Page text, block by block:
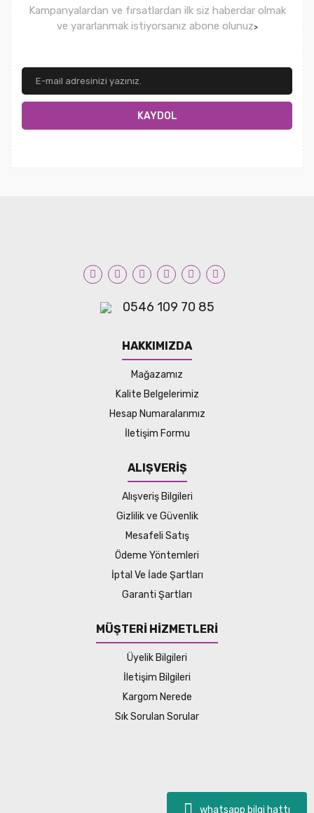
whatsapp bilgi hattı
Kampanyalardan ve fırsatlardan ilk siz haberdar olmak
ve yararlanmak istiyorsanız abone olunuz>
KAYDOL
0546 109 70 85
HAKKIMIZDA
Mağazamız
Kalite Belgelerimiz
Hesap Numaralarımız
İletişim Formu
ALIŞVERİŞ
Alışveriş Bilgileri
Gizlilik ve Güvenlik
Mesafeli Satış
Ödeme Yöntemleri
İptal Ve İade Şartları
Garanti Şartları
MÜŞTERİ HİZMETLERİ
Üyelik Bilgileri
İletişim Bilgileri
Kargom Nerede
Sık Sorulan Sorular